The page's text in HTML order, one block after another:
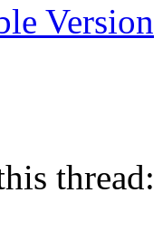
Version